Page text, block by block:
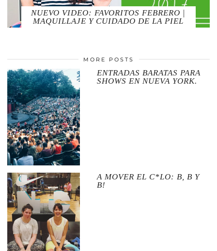
NUEVO VIDEO: FAVORITOS FEBRERO |
MAQUILLAJE Y CUIDADO DE LA PIEL
MORE POSTS
ENTRADAS BARATAS PARA
SHOWS EN NUEVA YORK.
A MOVER EL C*LO: B, B Y
B!